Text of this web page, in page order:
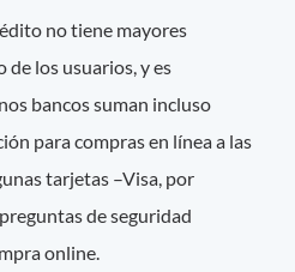
no tiene mayores
de los usuarios, y es
bancos suman incluso
para compras en línea a las
tarjetas –Visa, por
de seguridad
online.